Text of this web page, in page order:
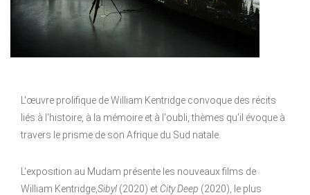
L'œuvre prolifique de William Kentridge convoque des récits
liés à l'histoire, à la mémoire et à l'oubli, thèmes qu'il évoque à
travers le prisme de son Afrique du Sud natale.
L'exposition au Mudam présente les nouveaux films de
William Kentridge,Sibyl (2020) et City Deep (2020), le plus